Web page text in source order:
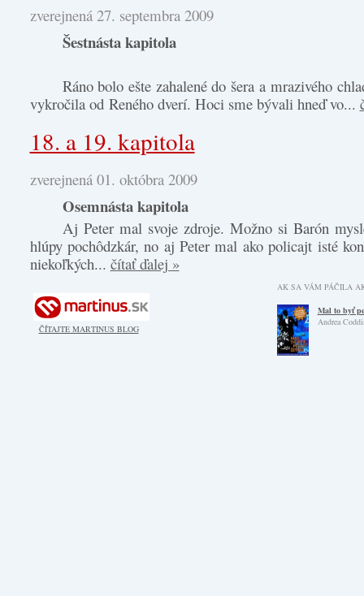
zverejnená 27. septembra 2009
Šestnásta kapitola
Ráno bolo ešte zahalené do šera a mrazivého
vykročila od Reného dverí. Hoci sme bývali hneď vo...
18. a 19. kapitola
zverejnená 01. októbra 2009
Osemnásta kapitola
Aj Peter mal svoje zdroje. Možno si Barón
hlúpy pochôdzkár, no aj Peter mal ako policajt isté
niekoľkých... čítať ďalej »
ČÍTAJTE MARTINUS BLOG
AK SA VÁM PÁČILA
Mal to byť
Andrea